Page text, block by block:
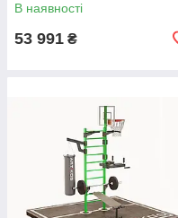
В наявності
53 991 ₴